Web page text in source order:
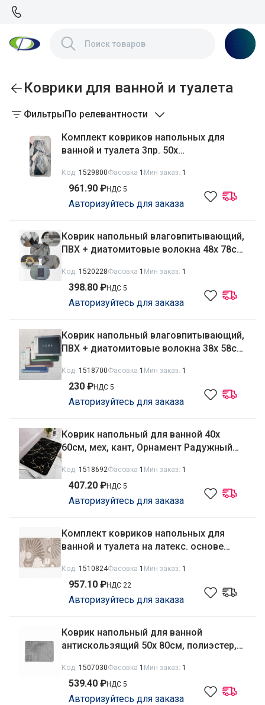
Коврики для ванной и туалета
ФильтрыПо релевантности
Комплект ковриков напольных для
ванной и туалета 3пр. 50х
велюр, кант Радужный Дом РД68205
Код: 1529800Фасовка 1 Мин заказ: 1
961.90 ₽НДС 5
Авторизуйтесь для заказа
Коврик напольный влаговпитывающий,
ПВХ + диатомитовые волокна 48х 78см
РД68458
Код: 1520228Фасовка 1 Мин заказ: 1
398.80 ₽НДС 5
Авторизуйтесь для заказа
Коврик напольный влаговпитывающий,
ПВХ + диатомитовые волокна 38х 58см
Код: 1518700Фасовка 1 Мин заказ: 1
230 ₽НДС 5
Авторизуйтесь для заказа
Коврик напольный для ванной 40х
60см, мех, кант, Орнамент Радужный
Код: 1518692Фасовка 1 Мин заказ: 1
407.20 ₽НДС 5
Авторизуйтесь для заказа
Комплект ковриков напольных для
ванной и туалета на латекс. основе
толщина 11мм, бежевый Aqua-Prime 02
Код: 1510824Фасовка 1 Мин заказ: 1
957.10 ₽НДС 22
Авторизуйтесь для заказа
Коврик напольный для ванной
антискользящий 50х 80см, полиэстер,
Дом РД66515
Код: 1507030Фасовка 1 Мин заказ: 1
539.40 ₽НДС 5
Авторизуйтесь для заказа